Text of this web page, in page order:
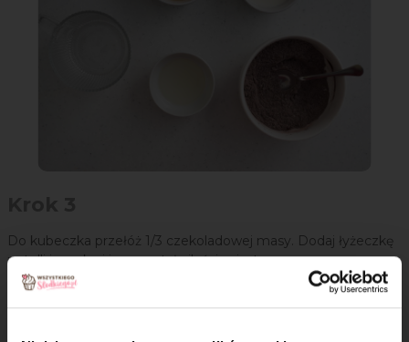
Do kubeczka przełóż 1/3 czekoladowej masy. Dodaj łyżeczkę
nutelli i przykryj ją pozostałą ilością ciasta.